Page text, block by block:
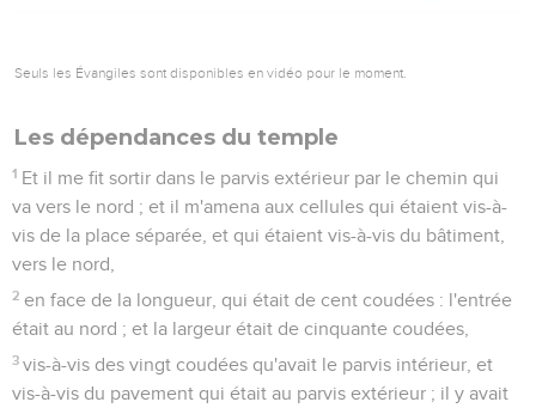
Seuls les Évangiles sont disponibles en vidéo pour le moment.
Les dépendances du temple
1 Et il me fit sortir dans le parvis extérieur par le chemin qui
va vers le nord ; et il m'amena aux cellules qui étaient vis-à-
vis de la place séparée, et qui étaient vis-à-vis du bâtiment,
vers le nord,
2 en face de la longueur, qui était de cent coudées : l'entrée
était au nord ; et la largeur était de cinquante coudées,
3 vis-à-vis des vingt coudées qu'avait le parvis intérieur, et
vis-à-vis du pavement qui était au parvis extérieur ; il y avait